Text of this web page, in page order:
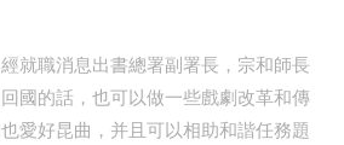
就職消息出書總署副署長，宗和師長
國的話，也可以做一些戲劇改革和傳
愛好昆曲，并且可以相助和諧任務題